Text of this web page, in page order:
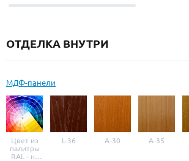
ОТДЕЛКА ВНУТРИ
МДФ-панели
Цвет из
палитры
RAL - на
L-36 A-30 A-35